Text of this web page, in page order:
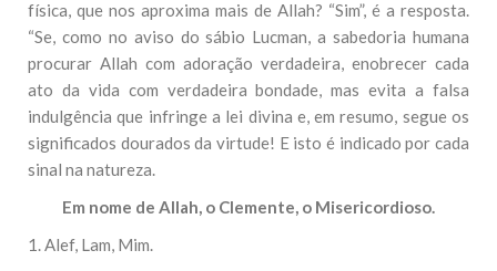
física, que nos aproxima mais de Allah? “Sim”, é a resposta.
“Se, como no aviso do sábio Lucman, a sabedoria humana
procurar Allah com adoração verdadeira, enobrecer cada
ato da vida com verdadeira bondade, mas evita a falsa
indulgência que infringe a lei divina e, em resumo, segue os
significados dourados da virtude! E isto é indicado por cada
sinal na natureza.
Em nome de Allah, o Clemente, o Misericordioso.
1. Alef, Lam, Mim.